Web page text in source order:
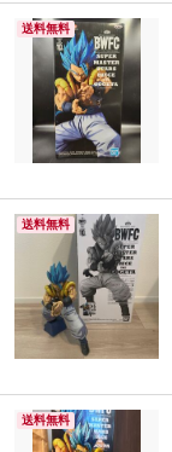
送料無料
送料無料
送料無料